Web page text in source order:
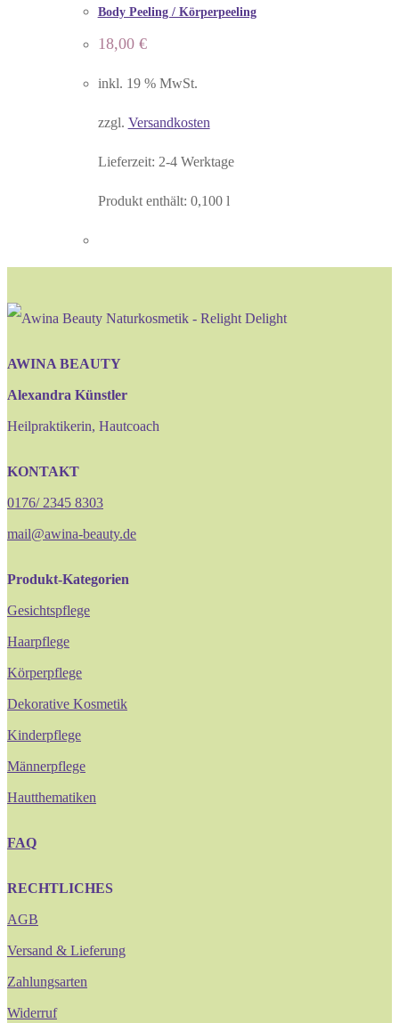
Body Peeling / Körperpeeling
18,00 €
inkl. 19 % MwSt.
zzgl. Versandkosten
Lieferzeit: 2-4 Werktage
Produkt enthält: 0,100 l
AWINA BEAUTY
Alexandra Künstler
Heilpraktikerin, Hautcoach
KONTAKT
0176/ 2345 8303
mail@awina-beauty.de
Produkt-Kategorien
Gesichtspflege
Haarpflege
Körperpflege
Dekorative Kosmetik
Kinderpflege
Männerpflege
Hautthematiken
FAQ
RECHTLICHES
AGB
Versand & Lieferung
Zahlungsarten
Widerruf